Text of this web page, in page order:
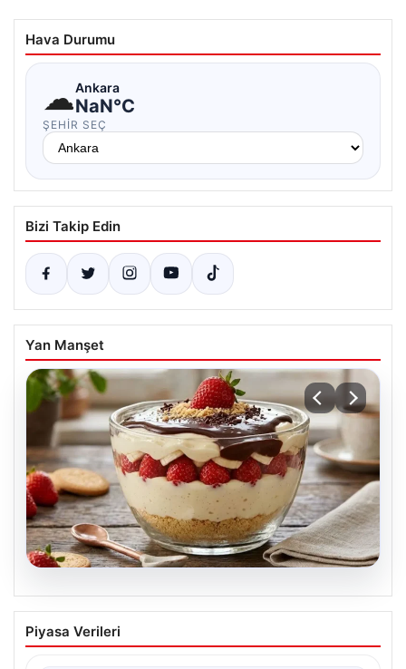
Hava Durumu
☁Ankara
NaN°C
ŞEHIR SEÇ
Bizi Takip Edin
Yan Manşet
05.08.2026
Tatlı Krizlerine Serinlik Katan Lezzet:
Çikolatalı Çilekli Magnolia Tarifi
Piyasa Verileri